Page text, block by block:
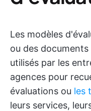
Les modèles
ou des
utilisés par les
agences pour
évaluations ou les
leurs services,